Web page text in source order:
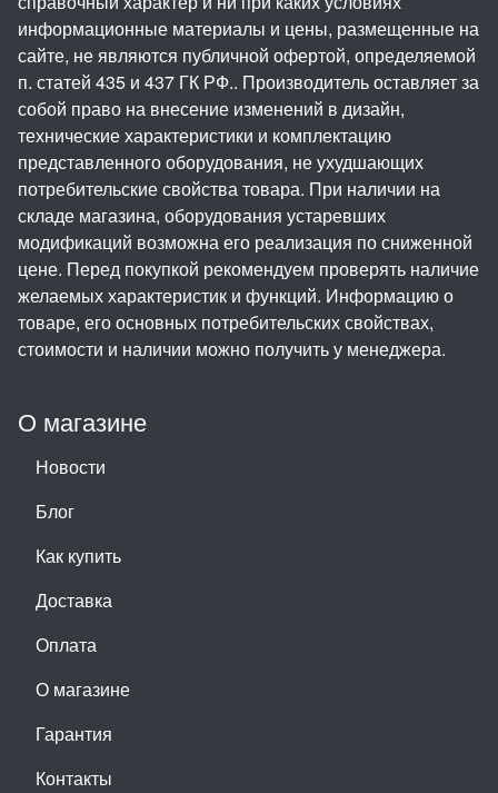
О магазине
Новости
Блог
Как купить
Доставка
Оплата
О магазине
Гарантия
Контакты
информационные материалы и цены, размещенные на
сайте, не являются публичной офертой, определяемой
п. статей 435 и 437 ГК РФ.. Производитель оставляет за
собой право на внесение изменений в дизайн,
технические характеристики и комплектацию
представленного оборудования, не ухудшающих
потребительские свойства товара. При наличии на
складе магазина, оборудования устаревших
модификаций возможна его реализация по сниженной
цене. Перед покупкой рекомендуем проверять наличие
желаемых характеристик и функций. Информацию о
товаре, его основных потребительских свойствах,
стоимости и наличии можно получить у менеджера.